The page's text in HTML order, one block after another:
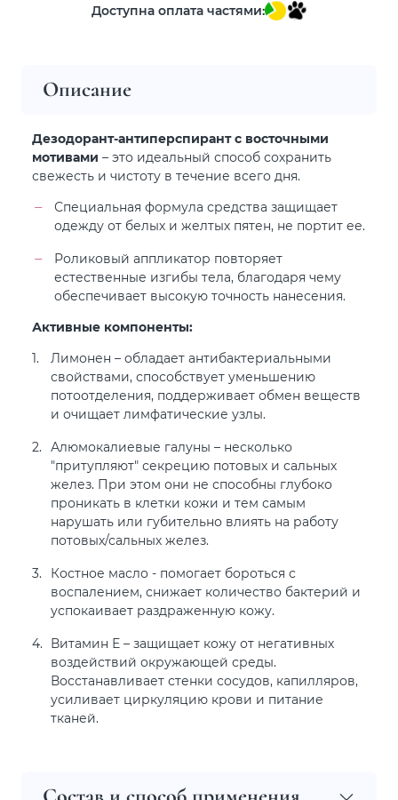
Доступна оплата частями:
Описание
Дезодорант-антиперспирант с восточными
мотивами – это идеальный способ сохранить
свежесть и чистоту в течение всего дня.
Специальная формула средства защищает
одежду от белых и желтых пятен, не портит ее.
Роликовый аппликатор повторяет
естественные изгибы тела, благодаря чему
обеспечивает высокую точность нанесения.
Активные компоненты:
Лимонен – обладает антибактериальными
свойствами, способствует уменьшению
потоотделения, поддерживает обмен веществ
и очищает лимфатические узлы.
Алюмокалиевые галуны – несколько
"притупляют" секрецию потовых и сальных
желез. При этом они не способны глубоко
проникать в клетки кожи и тем самым
нарушать или губительно влиять на работу
потовых/сальных желез.
Костное масло - помогает бороться с
воспалением, снижает количество бактерий и
успокаивает раздраженную кожу.
Витамин Е – защищает кожу от негативных
воздействий окружающей среды.
Восстанавливает стенки сосудов, капилляров,
усиливает циркуляцию крови и питание
тканей.